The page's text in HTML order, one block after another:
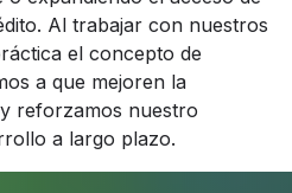
Al trabajar con nuestros
el concepto de
a que mejoren la
reforzamos nuestro
a largo plazo.